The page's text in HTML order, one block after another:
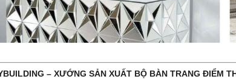
– XƯỚNG SẢN XUẤT BỘ BÀN TRANG ĐIỂM